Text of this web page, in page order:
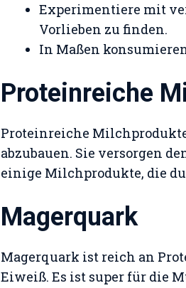
Experimentiere mit
Vorlieben zu finden.
In Maßen
Proteinreiche
Proteinreiche
abzubauen. Sie versorgen
einige Milchprodukte, die
Magerquark
Magerquark ist reich an
Eiweiß. Es ist super für die